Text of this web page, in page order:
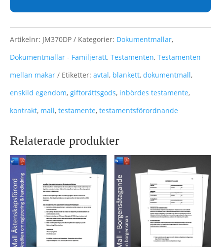
Artikelnr: JM370DP Kategorier: Dokumentmallar,
Dokumentmallar - Familjerätt, Testamenten, Testamenten
mellan makar
Etiketter: avtal, blankett, dokumentmall,
enskild egendom, giftorättsgods, inbördes testamente,
kontrakt, mall, testamente, testamentsförordnande
Relaterade produkter